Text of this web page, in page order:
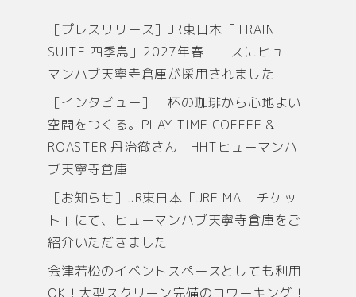
［プレスリリース］JR東日本「TRAIN
SUITE 四季島」2027年春コースにヒュー
マンハブ天寧寺倉庫が採用されました
［インタビュー］一杯の珈琲から心地よい
空間をつくる。PLAY TIME COFFEE &
ROASTER 丹治徹さん｜HHTヒューマンハ
ブ天寧寺倉庫
［お知らせ］JR東日本「JRE MALLチケッ
ト」にて、ヒューマンハブ天寧寺倉庫をご
紹介いただきました
会津若松のイベントスペースとしても利用
OK！大型スクリーン完備のコワーキング！